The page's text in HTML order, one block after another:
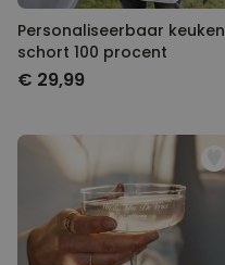
Personaliseerbaar keuken
schort 100 procent
€ 29,99